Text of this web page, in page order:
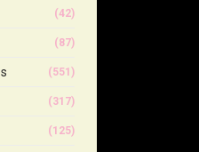
(42)
(87)
(551)
(317)
(125)